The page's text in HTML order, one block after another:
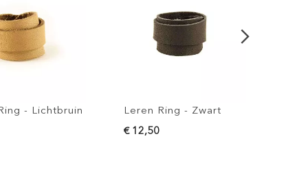
Lichtbruin
Leren Ring - Zwart
€ 12,50